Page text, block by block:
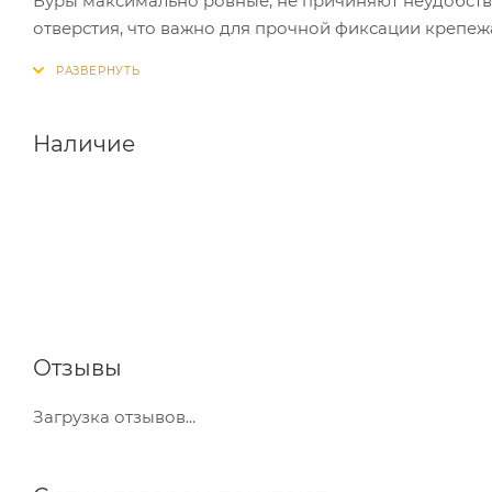
отверстия, что важно для прочной фиксации
Наличие
Отзывы
Загрузка отзывов...